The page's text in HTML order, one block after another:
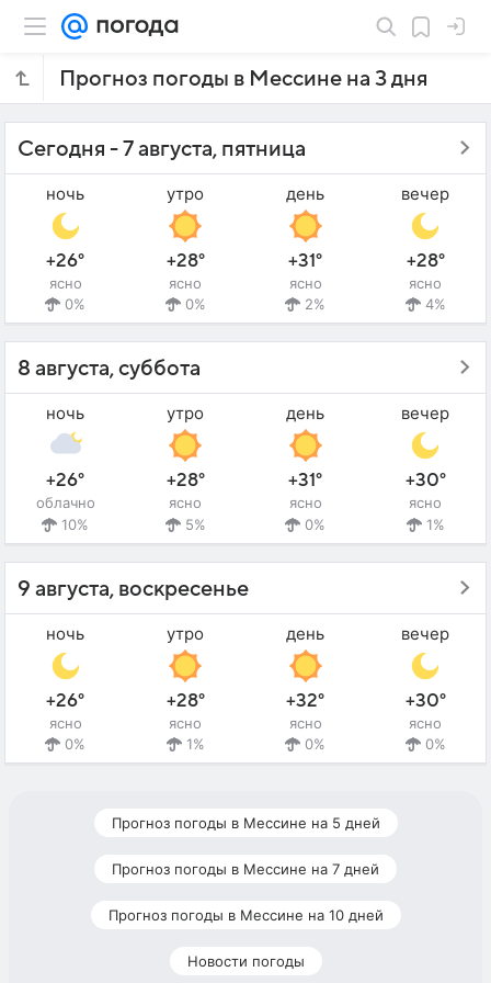
Прогноз погоды в Мессине на 3 дня
Сегодня - 7 августа, пятница
ночь
+26°
ясно
0%
утро
+28°
ясно
0%
день
+31°
ясно
2%
вечер
+28°
ясно
4%
8 августа, суббота
ночь
+26°
облачно
10%
утро
+28°
ясно
5%
день
+31°
ясно
0%
вечер
+30°
ясно
1%
9 августа, воскресенье
ночь
+26°
ясно
0%
утро
+28°
ясно
1%
день
+32°
ясно
0%
вечер
+30°
ясно
0%
Прогноз погоды в Мессине на 5 дней
Прогноз погоды в Мессине на 7 дней
Прогноз погоды в Мессине на 10 дней
Новости погоды